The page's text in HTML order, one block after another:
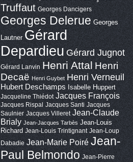
Truffaut Georges Dancigers
Georges Delerue Georges
Lautner Gérard
Depardieu Gérard Jugnot
Gérard Lanvin Henri Attal Henri
Decaë Henri Guybet Henri Verneuil
Hubert Deschamps Isabelle Huppert
Jacqueline Thiédot Jacques François
Jacques Rispal Jacques Santi Jacques
Saulnier Jacques Villeret Jean-Claude
Brialy Jean-Jacques Tarbès Jean-Louis
Richard Jean-Louis Trintignant Jean-Loup
Dabadie Jean-Marie Poiré Jean-
Paul Belmondo Jean-Pierre